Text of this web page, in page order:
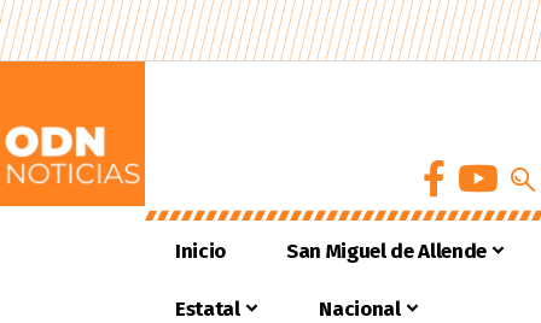
Inicio San Miguel de Allende
Estatal Nacional